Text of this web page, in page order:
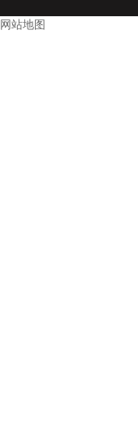
网站地图